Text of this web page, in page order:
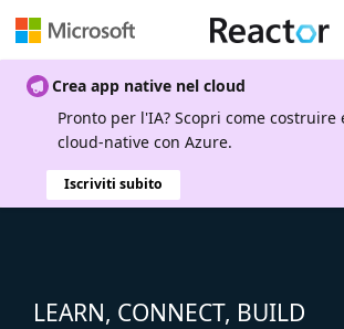
Crea app native nel cloud
Pronto per l'IA? Scopri come costruire
cloud-native con Azure.
Iscriviti subito
LEARN, CONNECT, BUILD